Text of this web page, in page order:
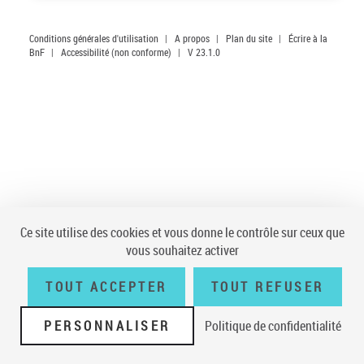
Conditions générales d'utilisation | A propos | Plan du site |
Écrire à la
BnF | Accessibilité (non conforme) | V 23.1.0
Ce site utilise des cookies et vous donne le contrôle sur ceux que
vous souhaitez activer
TOUT ACCEPTER TOUT REFUSER
PERSONNALISER Politique de confidentialité